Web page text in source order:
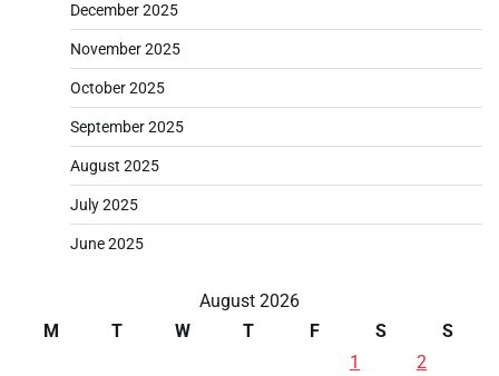
December 2025
November 2025
October 2025
September 2025
August 2025
July 2025
June 2025
August 2026
M
T W T F S
S
1
2